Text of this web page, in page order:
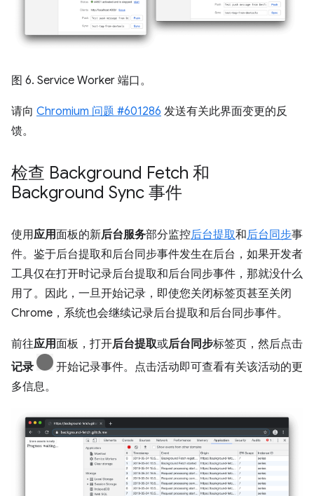
图 6. Service Worker 端口。
请向 Chromium 问题 #601286 发送有关此界面变更的反
馈。
检查 Background Fetch 和
Background Sync 事件
使用应用面板的新后台服务部分监控后台提取和后台同步事
件。鉴于后台提取和后台同步事件发生在后台，如果开发者
工具仅在打开时记录后台提取和后台同步事件，那就没什么
用了。因此，一旦开始记录，即使您关闭标签页甚至关闭
Chrome，系统也会继续记录后台提取和后台同步事件。
前往应用面板，打开后台提取或后台同步标签页，然后点击
记录
开始记录事件。点击活动即可查看有关该活动的更
多信息。